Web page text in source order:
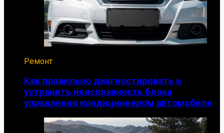
Ремонт
Как правильно диагностировать и
устранить неисправность блока
управления кондиционером автомобиля